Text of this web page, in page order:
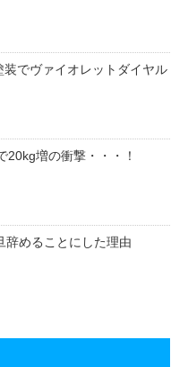
でヴァイオレットダイヤル
20kg増の衝撃・・・！
辞めることにした理由